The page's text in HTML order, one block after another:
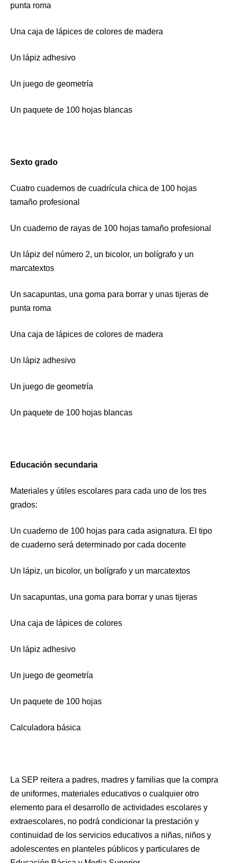
punta roma
Una caja de lápices de colores de madera
Un lápiz adhesivo
Un juego de geometría
Un paquete de 100 hojas blancas
Sexto grado
Cuatro cuadernos de cuadrícula chica de 100 hojas
tamaño profesional
Un cuaderno de rayas de 100 hojas tamaño profesional
Un lápiz del número 2, un bicolor, un bolígrafo y un
marcatextos
Un sacapuntas, una goma para borrar y unas tijeras de
punta roma
Una caja de lápices de colores de madera
Un lápiz adhesivo
Un juego de geometría
Un paquete de 100 hojas blancas
Educación secundaria
Materiales y útiles escolares para cada uno de los tres
grados:
Un cuaderno de 100 hojas para cada asignatura. El tipo
de cuaderno será determinado por cada docente
Un lápiz, un bicolor, un bolígrafo y un marcatextos
Un sacapuntas, una goma para borrar y unas tijeras
Una caja de lápices de colores
Un lápiz adhesivo
Un juego de geometría
Un paquete de 100 hojas
Calculadora básica
La SEP reitera a padres, madres y familias que la compra
de uniformes, materiales educativos o cualquier otro
elemento para el desarrollo de actividades escolares y
extraescolares, no podrá condicionar la prestación y
continuidad de los servicios educativos a niñas, niños y
adolescentes en planteles públicos y particulares de